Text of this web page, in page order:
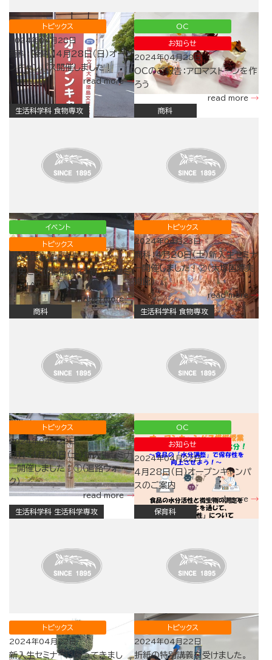
トピックス
2024年04月28日
商科：【御礼】4月28日（日）オープ
ンキャンパス開催しました！
read more
OC
お知らせ
2024年04月28日
OCのご報告：アロマストーンを作
ろう
read more
生活科学科 食物専攻
イベント
トピックス
2024年04月23日
歴史と文化に触れて「新入生セミ
ナー」へ
read more
商科
トピックス
2024年04月23日
商科：4月20日（土）新入生セミナ
ー開催しました！②（大塚国際美
術館）
read more
商科
トピックス
2024年04月22日
商科：4月20日（土）新入生セミナ
ー開催しました！①（遍路ウォー
ク）
read more
生活科学科 食物専攻
OC
お知らせ
2024年04月22日
４月28日（日）オープンキャンパ
スのご案内
read more
生活科学科 生活科学専攻
トピックス
2024年04月22日
新入生セミナーに行ってきまし
保育科
トピックス
2024年04月22日
折紙の特別講義を受けました。